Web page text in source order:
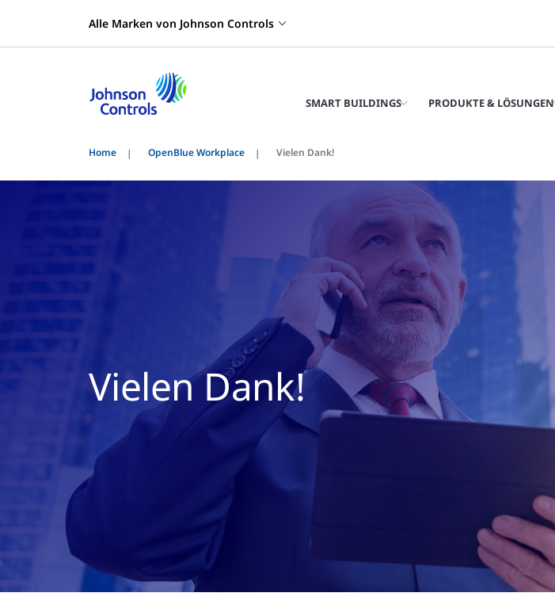
Alle Marken von Johnson Controls
SMART BUILDINGS PRODUKTE & LÖSUNGEN
Home OpenBlue Workplace Vielen Dank!
Vielen Dank!